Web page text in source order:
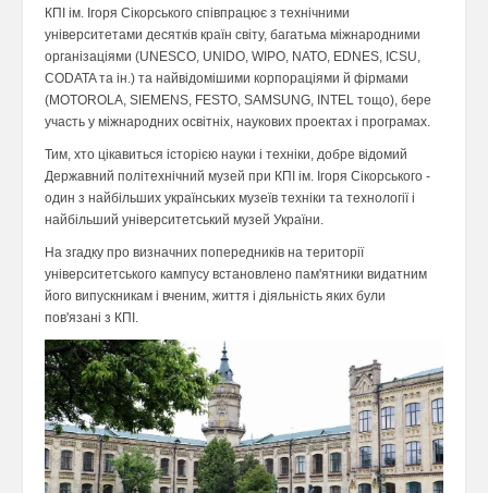
КПІ ім. Ігоря Сікорського співпрацює з технічними
університетами десятків країн світу, багатьма міжнародними
організаціями (UNESСO, UNIDO, WIPO, NATO, EDNES, ICSU,
CODATA та ін.) та найвідомішими корпораціями й фірмами
(MOTOROLA, SIEMENS, FESTO, SAMSUNG, INTEL тощо), бере
участь у міжнародних освітніх, наукових проектах і програмах.
Тим, хто цікавиться історією науки і техніки, добре відомий
Державний політехнічний музей при КПІ ім. Ігоря Сікорського -
один з найбільших українських музеїв техніки та технології і
найбільший університетський музей України.
На згадку про визначних попередників на території
університетського кампусу встановлено пам'ятники видатним
його випускникам і вченим, життя і діяльність яких були
пов'язані з КПІ.